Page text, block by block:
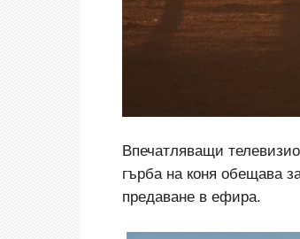
Впечатляващи
гърба на коня обещава
предаване в ефира.